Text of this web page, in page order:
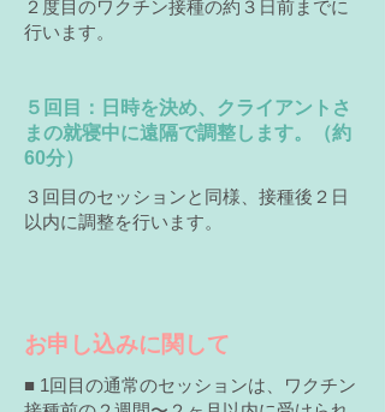
２度目のワクチン接種の約３日前までに
行います。
​５回目：日時を決め、クライアントさ
まの就寝中に遠隔で調整します。（約
60分）
３回目のセッションと同様、接種後２日
以内に調整を行います。
お申し込みに関して
​■ 1回目の通常のセッションは、ワクチン